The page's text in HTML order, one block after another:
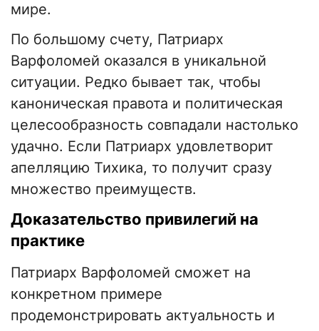
мире.
По большому счету, Патриарх
Варфоломей оказался в уникальной
ситуации. Редко бывает так, чтобы
каноническая правота и политическая
целесообразность совпадали настолько
удачно. Если Патриарх удовлетворит
апелляцию Тихика, то получит сразу
множество преимуществ.
Доказательство привилегий на
практике
Патриарх Варфоломей сможет на
конкретном примере
продемонстрировать актуальность и